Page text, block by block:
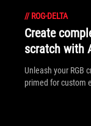
// ROG-DELTA
Create
scratch with
Unleash your RGB
primed for custom